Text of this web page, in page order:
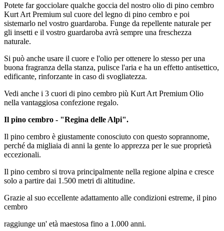
Potete far gocciolare qualche goccia del nostro olio di pino cembro
Kurt Art Premium sul cuore del legno di pino cembro e poi
sistemarlo nel vostro guardaroba. Funge da repellente naturale per
gli insetti e il vostro guardaroba avrà sempre una freschezza
naturale.
Si può anche usare il cuore e l'olio per ottenere lo stesso per una
buona fragranza della stanza, pulisce l'aria e ha un effetto antisettico,
edificante, rinforzante in caso di svogliatezza.
Vedi anche i 3 cuori di pino cembro più Kurt Art Premium Olio
nella vantaggiosa confezione regalo.
Il pino cembro - "Regina delle Alpi".
Il pino cembro è giustamente conosciuto con questo soprannome,
perché da migliaia di anni la gente lo apprezza per le sue proprietà
eccezionali.
Il pino cembro si trova principalmente nella regione alpina e cresce
solo a partire dai 1.500 metri di altitudine.
Grazie al suo eccellente adattamento alle condizioni estreme, il pino
cembro
raggiunge un' età maestosa fino a 1.000 anni.